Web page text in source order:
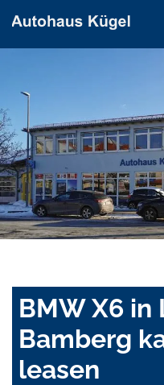
BMW X6 in
Bamberg
leasen